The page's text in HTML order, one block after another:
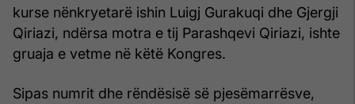
kurse nënkryetarë ishin Luigj Gurakuqi dhe Gjergji
Qiriazi, ndërsa motra e tij Parashqevi Qiriazi, ishte
gruaja e vetme në këtë Kongres.
Sipas numrit dhe rëndësisë së pjesëmarrësve,